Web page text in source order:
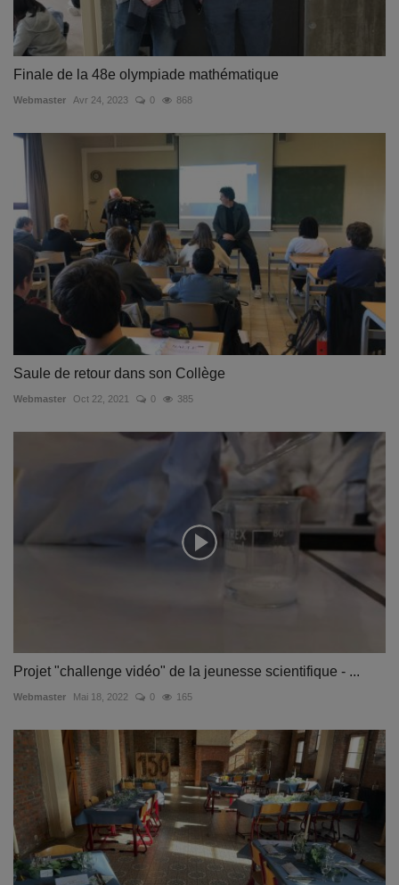
Finale de la 48e olympiade mathématique
Webmaster Avr 24, 2023 0 868
Saule de retour dans son Collège
Webmaster Oct 22, 2021 0 385
Projet "challenge vidéo" de la jeunesse scientifique - ...
Webmaster Mai 18, 2022 0 165